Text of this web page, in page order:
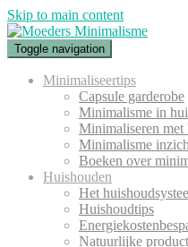
Skip to main content
Toggle navigation
Minimaliseertips
Capsule garderobe
Minimalisme in
Minimaliseren met
Minimalisme
Boeken over
Huishouden
Het
Huishoudtips
Natuurlijke